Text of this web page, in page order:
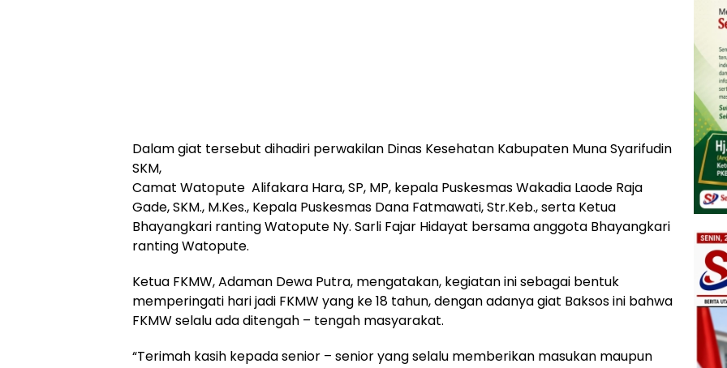
Dalam giat tersebut dihadiri perwakilan Dinas Kesehatan Kabupaten Muna Syarifudin
SKM,
Camat Watopute Alifakara Hara, SP, MP, kepala Puskesmas Wakadia Laode Raja
Gade, SKM., M.Kes., Kepala Puskesmas Dana Fatmawati, Str.Keb., serta Ketua
Bhayangkari ranting Watopute Ny. Sarli Fajar Hidayat bersama anggota Bhayangkari
ranting Watopute.
Ketua FKMW, Adaman Dewa Putra, mengatakan, kegiatan ini sebagai bentuk
memperingati hari jadi FKMW yang ke 18 tahun, dengan adanya giat Baksos ini bahwa
FKMW selalu ada ditengah – tengah masyarakat.
“Terimah kasih kepada senior – senior yang selalu memberikan masukan maupun